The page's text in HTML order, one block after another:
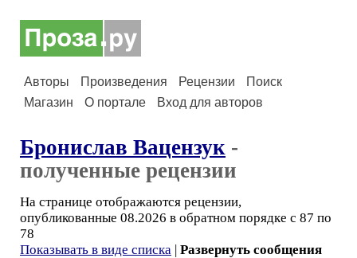
Авторы Произведения Рецензии
Поиск
Магазин
О портале Вход для авторов
Бронислав Вацензук -
полученные рецензии
На странице отображаются рецензии,
опубликованные 08.2026 в обратном порядке с 87 по
78
Показывать в виде списка | Развернуть сообщения